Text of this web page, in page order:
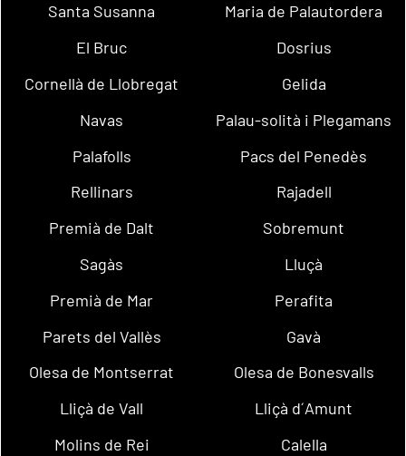
Santa Susanna
Maria de Palautordera
El Bruc
Dosrius
Cornellà de Llobregat
Gelida
Navas
Palau-solità i Plegamans
Palafolls
Pacs del Penedès
Rellinars
Rajadell
Premià de Dalt
Sobremunt
Sagàs
Lluçà
Premià de Mar
Perafita
Parets del Vallès
Gavà
Olesa de Montserrat
Olesa de Bonesvalls
Lliçà de Vall
Lliçà d´Amunt
Molins de Rei
Calella